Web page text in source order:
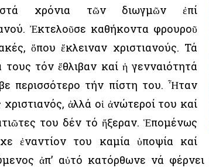
χρόνια τῶν διωγμῶν ἐπί
Ἐκτελοῦσε καθήκοντα φρουροῦ
ὅπου ἔκλειναν χριστιανούς. Τά
τους τόν ἔθλιβαν καί ἡ γενναιότητά
περισσότερο τήν πίστη του. Ἦταν
χριστιανός, ἀλλά οἱ ἀνώτεροί του καί
του δέν τό ἤξεραν. Ἑπομένως
ἐναντίον του καμία ὑποψία καί
ἀπ’ αὐτό κατόρθωνε νά